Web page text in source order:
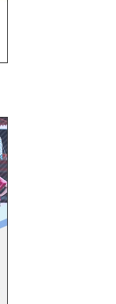
2026年 6月 16日
FTC 学生の個人
キュリティ措置の
ソフトウェア等提